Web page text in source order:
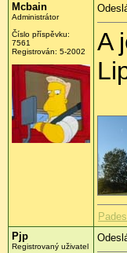
Mcbain
Administrátor
Číslo příspěvku:
7561
Registrován: 5-2002
A
Pjp
Registrovaný uživatel